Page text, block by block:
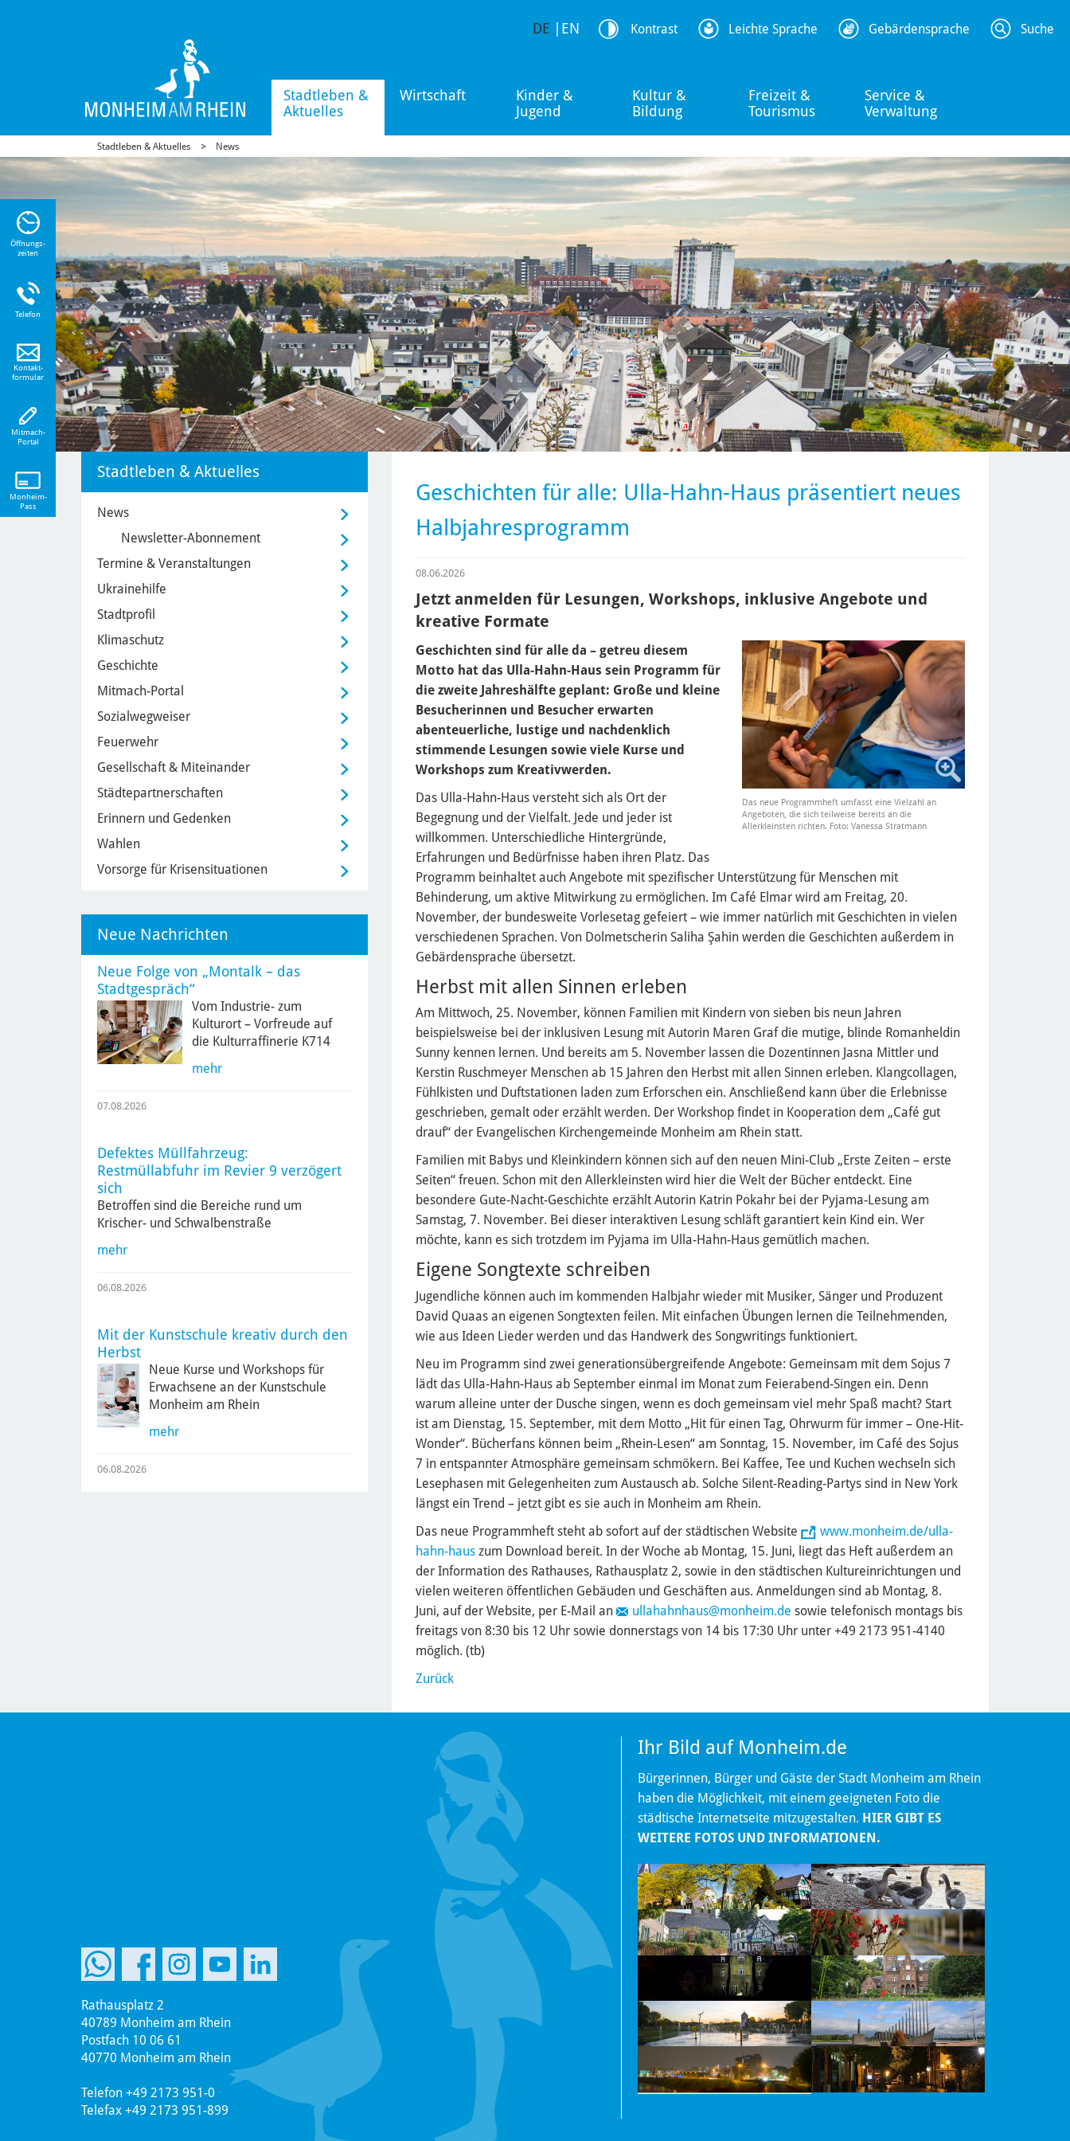
Stadtleben &
Aktuelles
Wirtschaft
Kinder &
Jugend
Kultur &
Bildung
Freizeit &
Tourismus
Service &
Verwaltung
DE EN Kontrast Leichte Sprache Gebärdensprache Suche
Stadtleben & Aktuelles News
Geschichten für alle: Ulla-Hahn-Haus präsentiert neues
Halbjahresprogramm
08.06.2026
Jetzt anmelden für Lesungen, Workshops, inklusive Angebote und
kreative Formate
Das neue Programmheft umfasst eine Vielzahl an
Angeboten, die sich teilweise bereits an die
Allerkleinsten richten. Foto: Vanessa Stratmann
Geschichten sind für alle da – getreu diesem
Motto hat das Ulla-Hahn-Haus sein Programm für
die zweite Jahreshälfte geplant: Große und kleine
Besucherinnen und Besucher erwarten
abenteuerliche, lustige und nachdenklich
stimmende Lesungen sowie viele Kurse und
Workshops zum Kreativwerden.
Das Ulla-Hahn-Haus versteht sich als Ort der
Begegnung und der Vielfalt. Jede und jeder ist
willkommen. Unterschiedliche Hintergründe,
Erfahrungen und Bedürfnisse haben ihren Platz. Das
Programm beinhaltet auch Angebote mit spezifischer Unterstützung für Menschen mit
Behinderung, um aktive Mitwirkung zu ermöglichen. Im Café Elmar wird am Freitag, 20.
November, der bundesweite Vorlesetag gefeiert – wie immer natürlich mit Geschichten in vielen
verschiedenen Sprachen. Von Dolmetscherin Saliha Şahin werden die Geschichten außerdem in
Gebärdensprache übersetzt.
Herbst mit allen Sinnen erleben
Am Mittwoch, 25. November, können Familien mit Kindern von sieben bis neun Jahren
beispielsweise bei der inklusiven Lesung mit Autorin Maren Graf die mutige, blinde Romanheldin
Sunny kennen lernen. Und bereits am 5. November lassen die Dozentinnen Jasna Mittler und
Kerstin Ruschmeyer Menschen ab 15 Jahren den Herbst mit allen Sinnen erleben. Klangcollagen,
Fühlkisten und Duftstationen laden zum Erforschen ein. Anschließend kann über die Erlebnisse
geschrieben, gemalt oder erzählt werden. Der Workshop findet in Kooperation dem „Café gut
drauf“ der Evangelischen Kirchengemeinde Monheim am Rhein statt.
Familien mit Babys und Kleinkindern können sich auf den neuen Mini-Club „Erste Zeiten – erste
Seiten“ freuen. Schon mit den Allerkleinsten wird hier die Welt der Bücher entdeckt. Eine
besondere Gute-Nacht-Geschichte erzählt Autorin Katrin Pokahr bei der Pyjama-Lesung am
Samstag, 7. November. Bei dieser interaktiven Lesung schläft garantiert kein Kind ein. Wer
möchte, kann es sich trotzdem im Pyjama im Ulla-Hahn-Haus gemütlich machen.
Eigene Songtexte schreiben
Jugendliche können auch im kommenden Halbjahr wieder mit Musiker, Sänger und Produzent
David Quaas an eigenen Songtexten feilen. Mit einfachen Übungen lernen die Teilnehmenden,
wie aus Ideen Lieder werden und das Handwerk des Songwritings funktioniert.
Neu im Programm sind zwei generationsübergreifende Angebote: Gemeinsam mit dem Sojus 7
lädt das Ulla-Hahn-Haus ab September einmal im Monat zum Feierabend-Singen ein. Denn
warum alleine unter der Dusche singen, wenn es doch gemeinsam viel mehr Spaß macht? Start
ist am Dienstag, 15. September, mit dem Motto „Hit für einen Tag, Ohrwurm für immer – One-Hit-
Wonder“. Bücherfans können beim „Rhein-Lesen“ am Sonntag, 15. November, im Café des Sojus
7 in entspannter Atmosphäre gemeinsam schmökern. Bei Kaffee, Tee und Kuchen wechseln sich
Lesephasen mit Gelegenheiten zum Austausch ab. Solche Silent-Reading-Partys sind in New York
längst ein Trend – jetzt gibt es sie auch in Monheim am Rhein.
Das neue Programmheft steht ab sofort auf der städtischen Website
www.monheim.de/ulla-
hahn-haus zum Download bereit. In der Woche ab Montag, 15. Juni, liegt das Heft außerdem an
der Information des Rathauses, Rathausplatz 2, sowie in den städtischen Kultureinrichtungen und
vielen weiteren öffentlichen Gebäuden und Geschäften aus. Anmeldungen sind ab Montag, 8.
Juni, auf der Website, per E-Mail an
ullahahnhaus@monheim.de sowie telefonisch montags bis
freitags von 8:30 bis 12 Uhr sowie donnerstags von 14 bis 17:30 Uhr unter +49 2173 951-4140
möglich. (tb)
Zurück
Stadtleben & Aktuelles
News
Newsletter-Abonnement
Termine & Veranstaltungen
Ukrainehilfe
Stadtprofil
Klimaschutz
Geschichte
Mitmach-Portal
Sozialwegweiser
Feuerwehr
Gesellschaft & Miteinander
Städtepartnerschaften
Erinnern und Gedenken
Wahlen
Vorsorge für Krisensituationen
Neue Nachrichten
Neue Folge von „Montalk – das
Stadtgespräch“
Vom Industrie- zum
Kulturort – Vorfreude auf
die Kulturraffinerie K714
mehr
07.08.2026
Defektes Müllfahrzeug:
Restmüllabfuhr im Revier 9 verzögert
sich
Betroffen sind die Bereiche rund um
Krischer- und Schwalbenstraße
mehr
06.08.2026
Mit der Kunstschule kreativ durch den
Herbst
Neue Kurse und Workshops für
Erwachsene an der Kunstschule
Monheim am Rhein
mehr
06.08.2026
Rathausplatz 2
40789 Monheim am Rhein
Postfach 10 06 61
40770 Monheim am Rhein
Telefon +49 2173 951-0
Telefax +49 2173 951-899
Ihr Bild auf Monheim.de
Bürgerinnen, Bürger und Gäste der Stadt Monheim am Rhein
haben die Möglichkeit, mit einem geeigneten Foto die
städtische Internetseite mitzugestalten. HIER GIBT ES
WEITERE FOTOS UND INFORMATIONEN.
Öffnungs-
zeiten
Telefon
Kontakt-
formular
Mitmach-
Portal
Monheim-
Pass
Sie
zu